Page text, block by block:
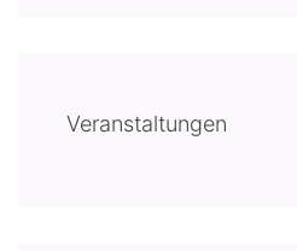
Veranstaltungen